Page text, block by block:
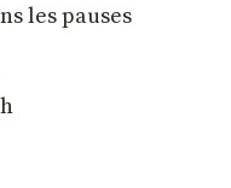
les pauses